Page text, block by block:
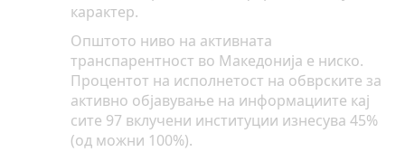
карактер.
Општото ниво на активната
транспарентност во Македонија е ниско.
Процентот на исполнетост на обврските за
активно објавување на информациите кај
сите 97 вклучени институции изнесува 45%
(од можни 100%).